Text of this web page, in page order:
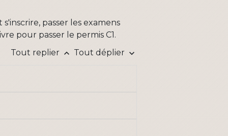
passer les examens
pour passer le permis C1.
Tout replier keyboard_arrow_up Tout déplier keyboard_arrow_down